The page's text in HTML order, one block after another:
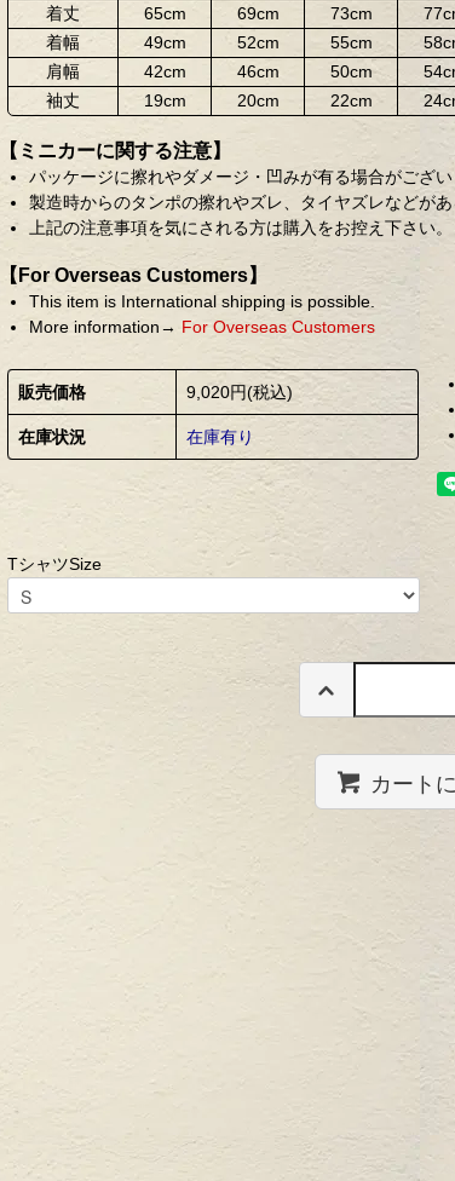
着丈
65cm 69cm 73cm
着幅
49cm 52cm 55cm
肩幅
42cm 46cm 50cm
袖丈
19cm 20cm 22cm
【ミニカーに関する注意】
パッケージに擦れやダメージ・凹みが有る場合がござい
製造時からのタンポの擦れやズレ、タイヤズレなどがあ
上記の注意事項を気にされる方は購入をお控え下さい。
【For Overseas Customers】
This item is International shipping is possible.
More information→ For Overseas Customers
販売価格 9,020円(税込)
在庫状況 在庫有り
TシャツSize
カート